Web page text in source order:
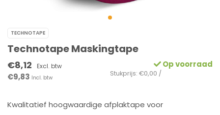
TECHNOTAPE
Technotape Maskingtape
€8,12 Excl. btw
€9,83 Incl. btw
Op voorraad
Stukprijs: €0,00 /
Kwalitatief hoogwaardige afplaktape voor